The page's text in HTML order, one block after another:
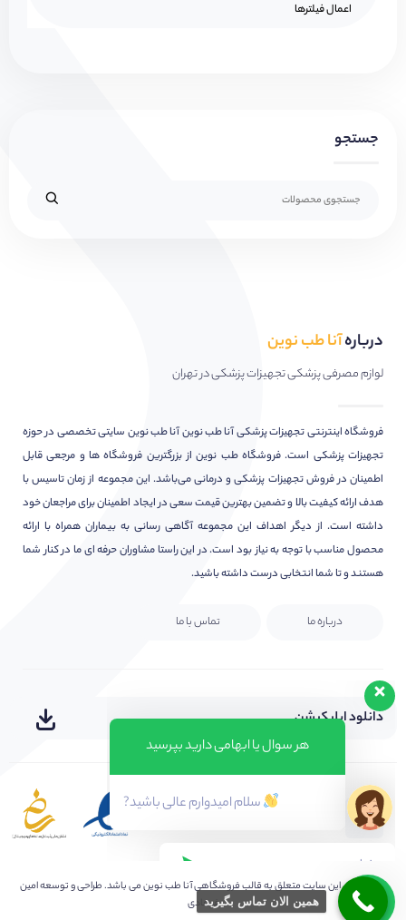
اعمال فیلتر‌ها
جستجو
دربارهآنا طب نوین
لوازم مصرفی پزشکی تجهیزات پزشکی در تهران
فروشگاه اینترنتی تجهیزات پزشکی آنا طب نوین آنا طب نوین سایتی تخصصی در حوزه
تجهیزات پزشکی است. فروشگاه طب نوین از بزرگترین فروشگاه ها و مرجعی قابل
اطمینان در فروش تجهیزات پزشکی و درمانی می‌باشد. این مجموعه از زمان تاسیس با
هدف ارائه کیفیت بالا و تضمین بهترین قیمت سعی در ایجاد اطمینان برای مراجعان خود
داشته است. از دیگر اهداف این مجموعه آگاهی رسانی به بیماران همراه با ارائه
محصول مناسب با توجه به نیاز بود است. در این راستا مشاوران حرفه ای ما در کنار شما
هستند و تا شما انتخابی درست داشته باشید.
درباره ما تماس با ما
دانلود اپلیکیشن
کلیه حقوق این سایت متعلق بهقالب فروشگاهی آنا طب نوینمی باشد. طراحی و توسعه امین
فرهادی
هر سوال یا ابهامی دارید بپرسید
سلام امیدوارم عالی باشید?
همین الان تماس بگیرید